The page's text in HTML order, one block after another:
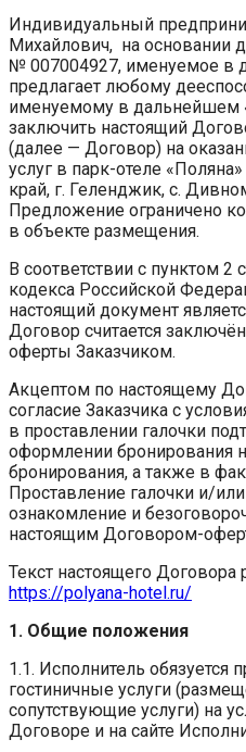
Индивидуальный
Михайлович, на основании
№ 007004927, именуемое в
предлагает любому
именуемому в дальнейшем
заключить настоящий
(далее — Договор) на
услуг в парк-отеле
край, г. Геленджик, с.
Предложение ограничено
в объекте размещения.
В соответствии с пунктом 2
кодекса Российской
настоящий документ
Договор считается
оферты Заказчиком.
Акцептом по настоящему
согласие Заказчика с
в проставлении галочки
оформлении бронирования
бронирования, а также в
Проставление галочки и/
ознакомление и
настоящим Договором-
Текст настоящего Договора
https://polyana-hotel.ru/
1. Общие положения
1.1. Исполнитель обязуется
гостиничные услуги
сопутствующие услуги) на
Договоре и на сайте